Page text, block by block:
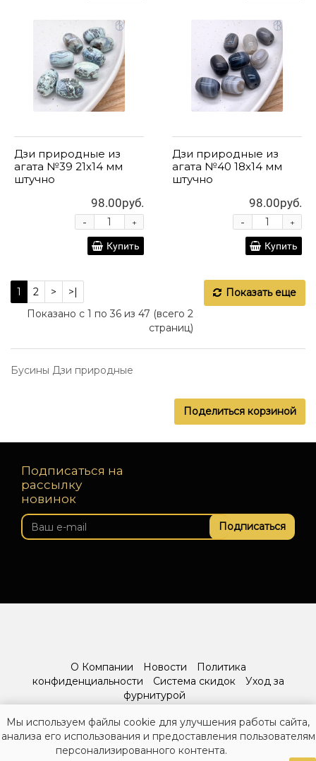
Дзи природные из
агата №39 21х14 мм
штучно
98.00руб.
+
-
Купить
Дзи природные из
агата №40 18х14 мм
штучно
98.00руб.
+
-
Купить
Показать еще
1 2 >
>|
Показано с 1 по 36 из 47 (всего 2
страниц)
Бусины Дзи природные
Поделиться корзиной
Подписаться на
рассылку
новинок
Подписаться
О Компании Новости
Политика
конфиденциальности
Система скидок
Уход за
фурнитурой
Мы используем файлы cookie для улучшения работы сайта,
анализа его использования и предоставления пользователям
персонализированного контента.